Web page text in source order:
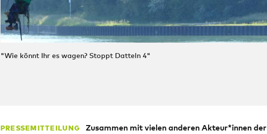
"Wie könnt Ihr es wagen? Stoppt Datteln 4"
PRESSEMITTEILUNG
Zusammen mit vielen anderen Akteur*innen der